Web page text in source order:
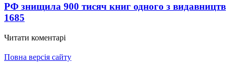
РФ знищила 900 тисяч книг одного з видавництв
1685
Читати коментарі
Повна версія сайту